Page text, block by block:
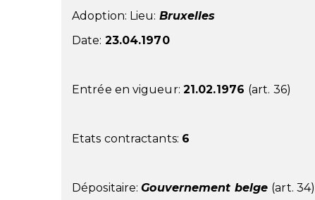
Adoption: Lieu: Bruxelles
Date: 23.04.1970
Entrée en vigueur: 21.02.1976 (art. 36)
Etats contractants: 6
Dépositaire:Gouvernement belge (art. 34)